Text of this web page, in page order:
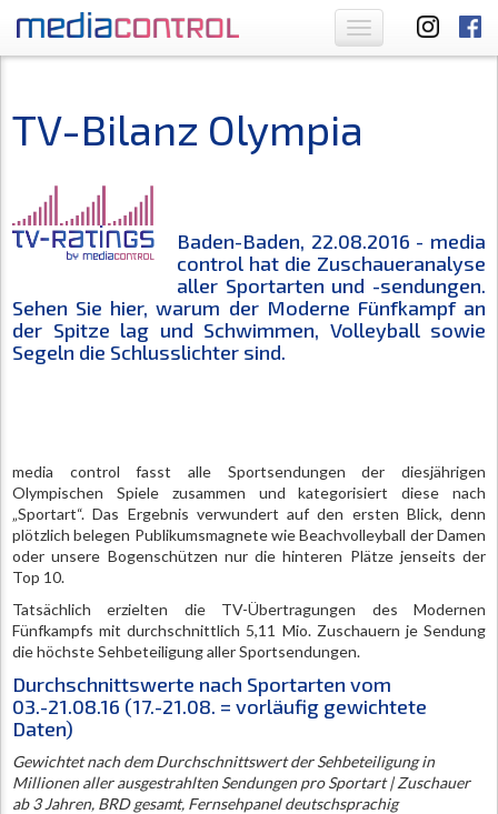
Toggle
navigation
TV-Bilanz Olympia
Baden-Baden, 22.08.2016 - media
control hat die Zuschaueranalyse
aller Sportarten und -sendungen.
Sehen Sie hier, warum der Moderne Fünfkampf an
der Spitze lag und Schwimmen, Volleyball sowie
Segeln die Schlusslichter sind.
media control fasst alle Sportsendungen der diesjährigen
Olympischen Spiele zusammen und kategorisiert diese nach
„Sportart“. Das Ergebnis verwundert auf den ersten Blick, denn
plötzlich belegen Publikumsmagnete wie Beachvolleyball der Damen
oder unsere Bogenschützen nur die hinteren Plätze jenseits der
Top 10.
Tatsächlich erzielten die TV-Übertragungen des Modernen
Fünfkampfs mit durchschnittlich 5,11 Mio. Zuschauern je Sendung
die höchste Sehbeteiligung aller Sportsendungen.
Durchschnittswerte nach Sportarten vom
03.-21.08.16 (17.-21.08. = vorläufig gewichtete
Daten)
Gewichtet nach dem Durchschnittswert der Sehbeteiligung in
Millionen aller ausgestrahlten Sendungen pro Sportart | Zuschauer
ab 3 Jahren, BRD gesamt, Fernsehpanel deutschsprachig